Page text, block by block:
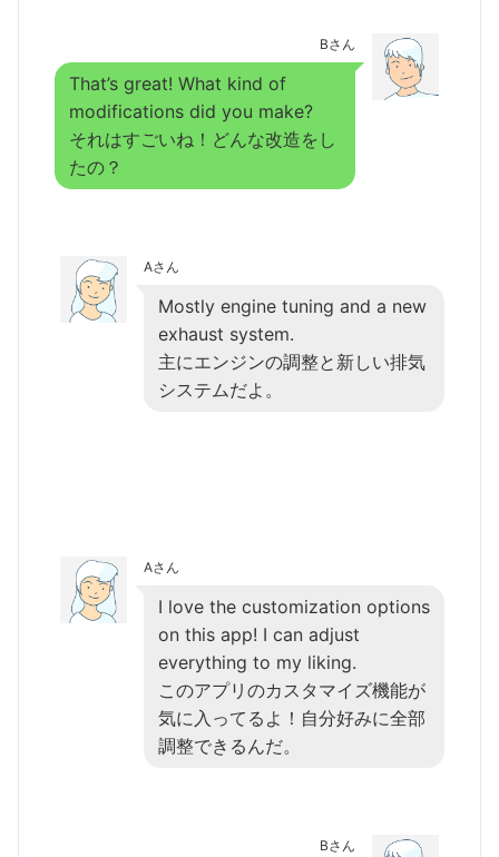
Bさん
That’s great! What kind of
modifications did you make?
それはすごいね！どんな改造をし
たの？
Aさん
Mostly engine tuning and a new
exhaust system.
主にエンジンの調整と新しい排気
システムだよ。
Aさん
I love the customization options
on this app! I can adjust
everything to my liking.
このアプリのカスタマイズ機能が
気に入ってるよ！自分好みに全部
調整できるんだ。
Bさん